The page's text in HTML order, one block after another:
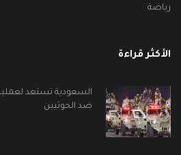
رياضة
الأكثر قراءة
السعودية تستعد
ضد الحوثيين